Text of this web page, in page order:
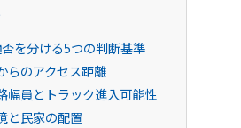
を分ける5つの判断基準
らのアクセス距離
幅員とトラック進入可能性
と民家の配置